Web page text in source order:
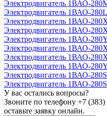
Электродвигатель 1ВАО-
Электродвигатель 1ВАО-
Электродвигатель 1ВАО-
Электродвигатель 1ВАО-
Электродвигатель 1ВАО-
Электродвигатель 1ВАО-
Электродвигатель 1ВАО-
Электродвигатель 1ВАО-
Электродвигатель 1ВАО-
Электродвигатель 1ВАО-
У вас остались вопросы?
Звоните по телефону +7 (383)
оставьте заявку онлайн.